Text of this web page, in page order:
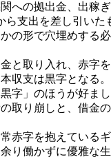
への拠出金、出稼
支出を差し引いた
の形で穴埋めする
と取り入れ、赤字
収支は黒字となる
字」のほうが好まし
取り崩しと、借金
赤字を抱えている
り働かずに優雅な